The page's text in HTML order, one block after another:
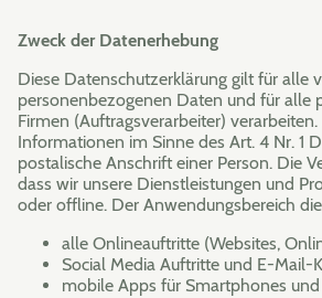
Zweck der Datenerhebung
Diese Datenschutzerklärung gilt für
personenbezogenen Daten und für alle
Firmen (Auftragsverarbeiter)
Informationen im Sinne des Art. 4 Nr. 1
postalische Anschrift einer Person. Die
dass wir unsere Dienstleistungen und
oder offline. Der Anwendungsbereich
alle Onlineauftritte (Websites,
Social Media Auftritte und E-Mail-
mobile Apps für Smartphones